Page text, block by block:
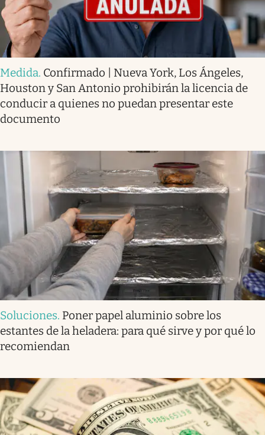
Medida. Confirmado | Nueva York, Los Ángeles,
Houston y San Antonio prohibirán la licencia de
conducir a quienes no puedan presentar este
documento
Soluciones. Poner papel aluminio sobre los
estantes de la heladera: para qué sirve y por qué lo
recomiendan